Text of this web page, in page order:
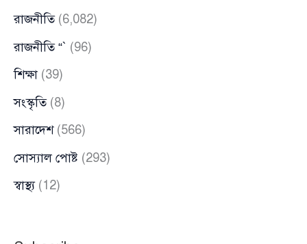
রাজনীতি(6,082)
রাজনীতি “` (96)
শিক্ষা (39)
সংস্কৃতি(8)
সারাদেশ(566)
সোস্যাল পোষ্ট (293)
স্বাস্থ্য(12)